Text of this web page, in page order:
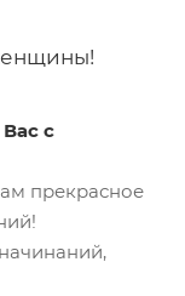
с
прекрасное